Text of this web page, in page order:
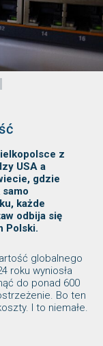
z
USA a
gdzie
każde
odbija się
Polski.
globalnego
roku wyniosła
do ponad 600
Bo ten
I to niemałe.